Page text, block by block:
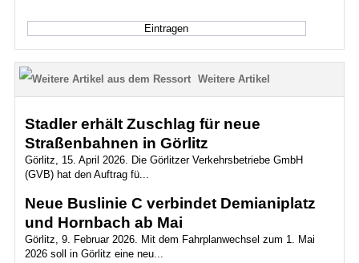
Weitere Artikel
Stadler erhält Zuschlag für neue
Straßenbahnen in Görlitz
Görlitz, 15. April 2026. Die Görlitzer Verkehrsbetriebe GmbH
(GVB) hat den Auftrag fü...
Neue Buslinie C verbindet Demianiplatz
und Hornbach ab Mai
Görlitz, 9. Februar 2026. Mit dem Fahrplanwechsel zum 1. Mai
2026 soll in Görlitz eine neu...